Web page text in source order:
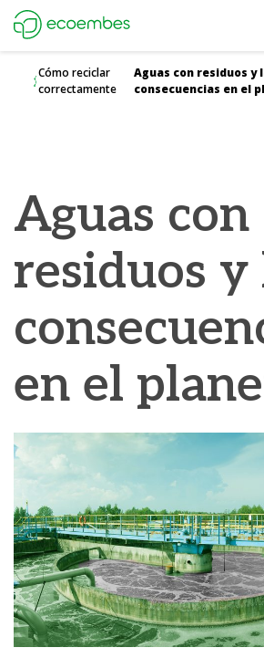
Ecoembes
Cómo reciclar
correctamente
Aguas con residuos y
consecuencias en el
Aguas con
residuos y
en el